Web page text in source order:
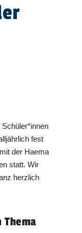
fest
der Haema
statt. Wir
herzlich
Thema